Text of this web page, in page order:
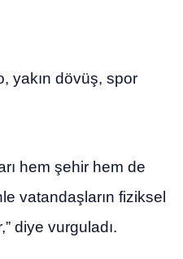
yakın dövüş, spor
hem şehir hem de
vatandaşların fiziksel
diye vurguladı.